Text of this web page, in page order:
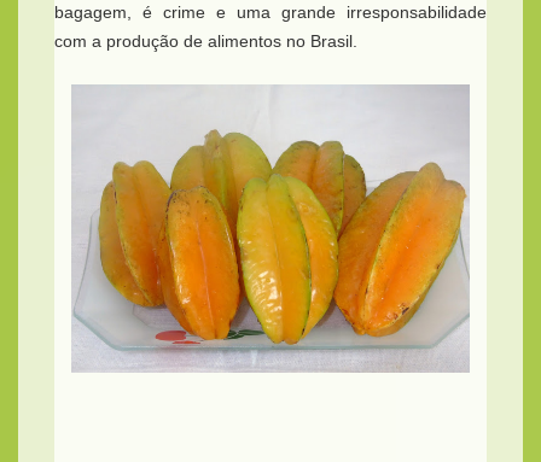
bagagem, é crime e uma grande irresponsabilidade
com a produção de alimentos no Brasil.